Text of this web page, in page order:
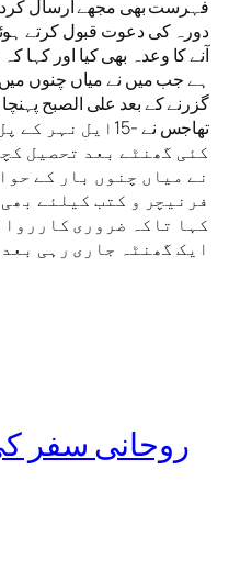
فہرست بھی مجھے ارسال
دورہ کی دعوت قبول کرتے
آنے کا وعدہ بھی کیا اور کہا
ہے جب میں نے میاں چنوں
گزرنے کے بعد علی الصبح
تھاجس نے -
کئی گھنٹے بعد تحصیل
نے میاں چنوں بار کے
فرنیچر و کتب کیلئے
کہا تاکہ ضروری
ایک گھنٹہ جاری رہی
روحانی سفر